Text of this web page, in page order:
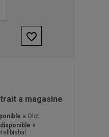
favorite_border
a magasine
a Olot
a